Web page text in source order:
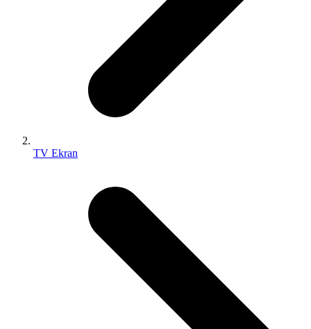
TV Ekran